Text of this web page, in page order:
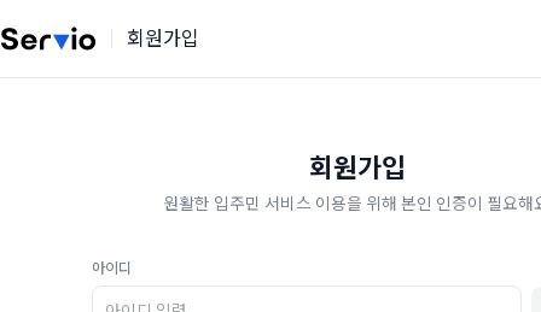
회원가입
회원가입
원활한 입주민 서비스 이용을 위해 본인 인증이 필요해
아이디